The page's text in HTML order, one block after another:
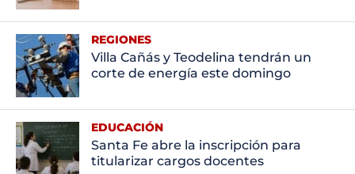
REGIONES
Villa Cañás y Teodelina tendrán un
corte de energía este domingo
EDUCACIÓN
Santa Fe abre la inscripción para
titularizar cargos docentes